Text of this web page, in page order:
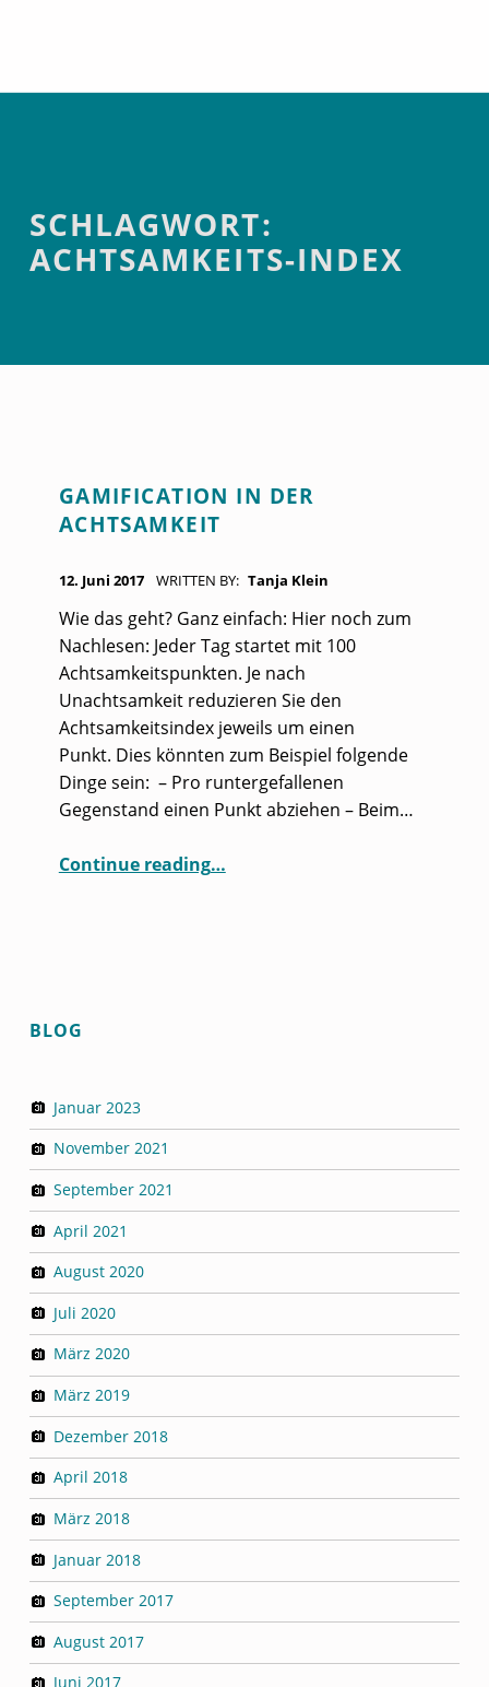
Introduction
SCHLAGWORT:
ACHTSAMKEITS-INDEX
A
K
E
I
T
S
-
I
N
D
E
X
GAMIFICATION IN DER
ACHTSAMKEIT
12. Juni 2017 WRITTEN BY: Tanja Klein
Wie das geht? Ganz einfach: Hier noch zum
Nachlesen: Jeder Tag startet mit 100
Achtsamkeitspunkten. Je nach
Unachtsamkeit reduzieren Sie den
Achtsamkeitsindex jeweils um einen
Punkt. Dies könnten zum Beispiel folgende
Dinge sein: – Pro runtergefallenen
Gegenstand einen Punkt abziehen – Beim…
Continue reading…
BLOG
Januar 2023
November 2021
September 2021
April 2021
August 2020
Juli 2020
März 2020
März 2019
Dezember 2018
April 2018
März 2018
Januar 2018
September 2017
August 2017
Juni 2017